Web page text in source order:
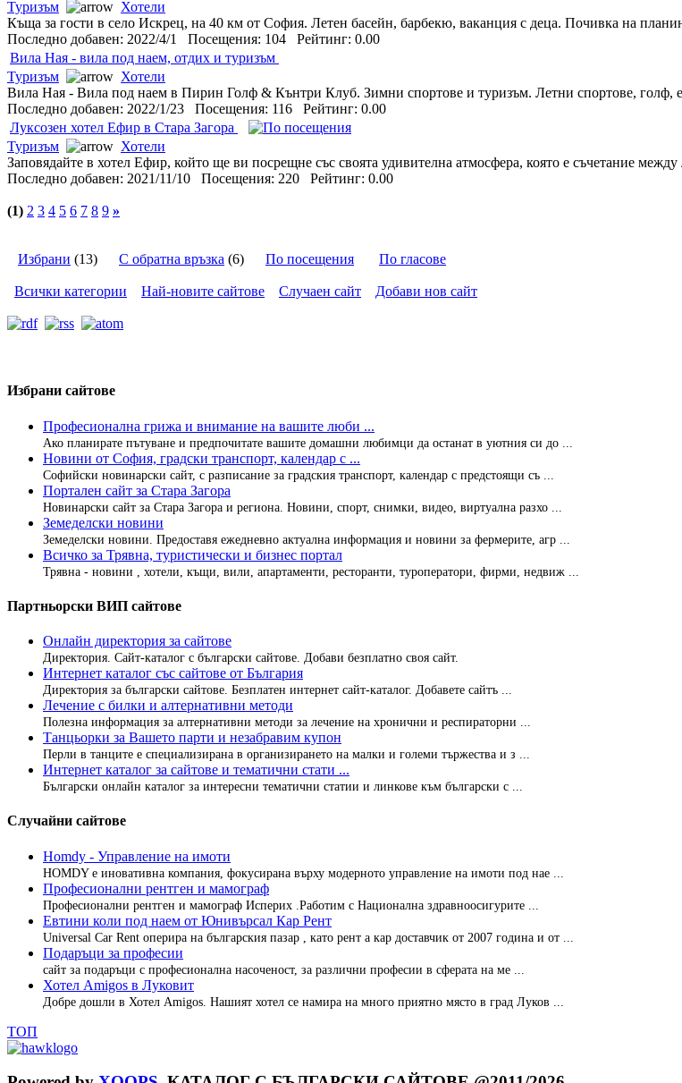
Туризъм
Хотели
Къща за гости в село Искрец, на 40 км от София. Летен басейн, барбекю, ваканция с деца. Почивка на
Последно добавен: 2022/4/1 Посещения: 104 Рейтинг: 0.00
Вила Ная - вила под наем, отдих и туризъм
Туризъм
Хотели
Вила Ная - Вила под наем в Пирин Голф & Кънтри Клуб. Зимни спортове и туризъм. Летни спортове, голф,
Последно добавен: 2022/1/23 Посещения: 116 Рейтинг: 0.00
Луксозен хотел Ефир в Стара Загора
Туризъм
Хотели
Заповядайте в хотел Ефир, който ще ви посрещне със своята удивителна атмосфера, която е съчетание
Последно добавен: 2021/11/10 Посещения: 220 Рейтинг: 0.00
(1) 2 3 4 5 6 7 8 9 »
Избрани (13) С обратна връзка (6) По посещения По гласове
Всички категории Най-новите сайтове Случаен сайт Добави нов сайт
Избрани сайтове
Професионална грижа и внимание на вашите люби ...
Ако планирате пътуване и предпочитате вашите домашни любимци да останат в уютния си до ...
Новини от София, градски транспорт, календар с ...
Софийски новинарски сайт, с разписание за градския транспорт, календар с предстоящи съ ...
Портален сайт за Стара Загора
Новинарски сайт за Стара Загора и региона. Новини, спорт, снимки, видео, виртуална разхо ...
Земеделски новини
Земеделски новини. Предоставя ежедневно актуална информация и новини за фермерите, агр ...
Всичко за Трявна, туристически и бизнес портал
Трявна - новини , хотели, къщи, вили, апартаменти, ресторанти, туроператори, фирми, недвиж ...
Партньорски ВИП сайтове
Онлайн директория за сайтове
Директория. Сайт-каталог с български сайтове. Добави безплатно своя сайт.
Интернет каталог със сайтове от България
Директория за български сайтове. Безплатен интернет сайт-каталог. Добавете сайтъ ...
Лечение с билки и алтернативни методи
Полезна информация за алтернативни методи за лечение на хронични и респираторни ...
Танцьорки за Вашето парти и незабравим купон
Перли в танците е специализирана в организирането на малки и големи тържества и з ...
Интернет каталог за сайтове и тематични стати ...
Български онлайн каталог за интересни тематични статии и линкове към български с ...
Случайни сайтове
Homdy - Управление на имоти
HOMDY е иновативна компания, фокусирана върху модерното управление на имоти под нае ...
Професионални рентген и мамограф
Професионални рентген и мамограф Исперих .Работим с Национална здравноосигурите ...
Евтини коли под наем от Юнивърсал Кар Рент
Universal Car Rent оперира на българския пазар , като рент а кар доставчик от 2007 година и от ...
Подаръци за професии
сайт за подаръци с професионална насоченост, за различни професии в сферата на ме ...
Хотел Amigos в Луковит
Добре дошли в Хотел Amigos. Нашият хотел се намира на много приятно място в град Луков ...
ТОП